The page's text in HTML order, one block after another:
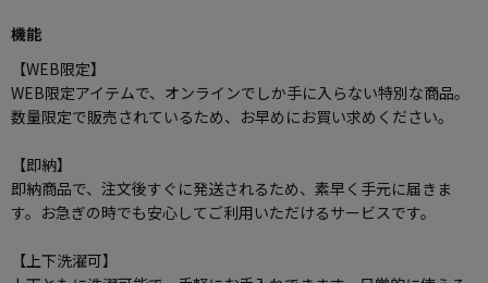
機能
【WEB限定】
WEB限定アイテムで、オンラインでしか手に入らない特別な商品。
数量限定で販売されているため、お早めにお買い求めください。
【即納】
即納商品で、注文後すぐに発送されるため、素早く手元に届きま
す。お急ぎの時でも安心してご利用いただけるサービスです。
【上下洗濯可】